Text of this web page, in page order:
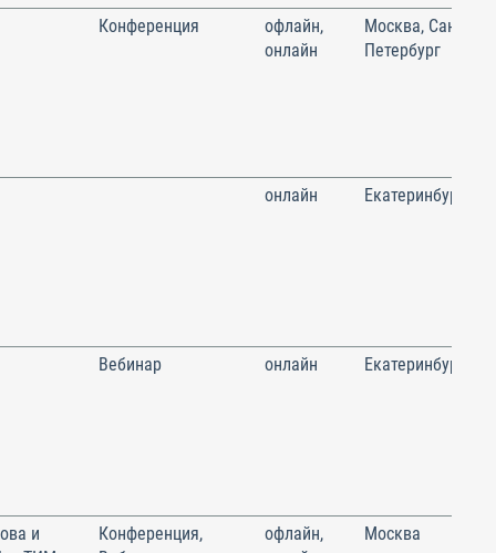
Конференция
офлайн,
онлайн
Москва, Санкт-
Петербург
онлайн Екатеринбург
Вебинар онлайн Екатеринбург
и
Конференция,
офлайн,
Москва